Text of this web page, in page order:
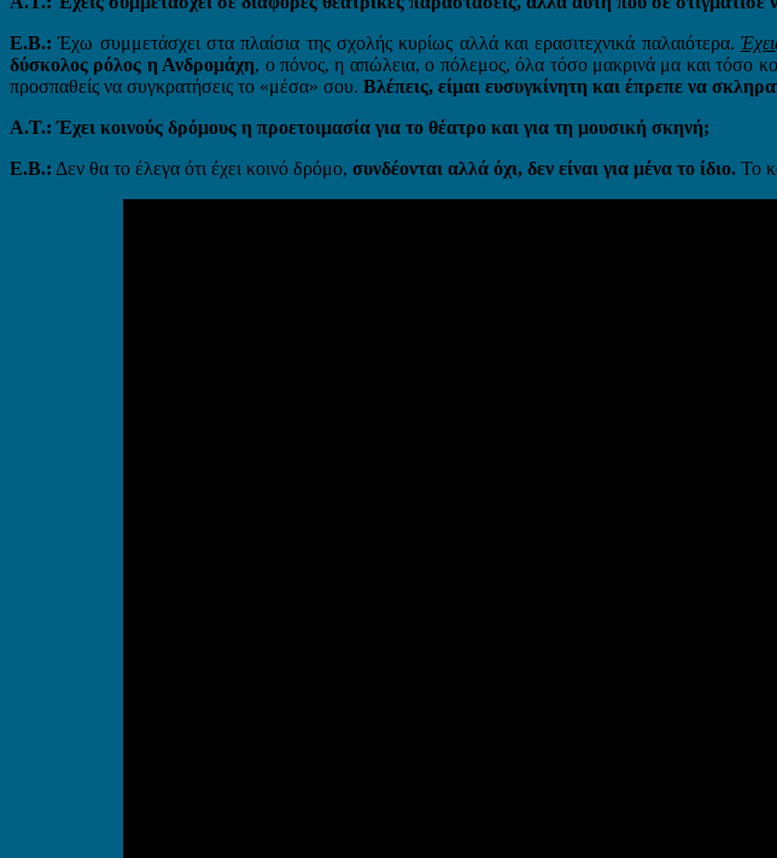
Ε.Β.: Έχω συμμετάσχει στα πλαίσια της σχολής κυρίως αλλά και ερασιτεχνικά παλαιότερα.
δύσκολος ρόλος η Ανδρομάχη, ο πόνος, η απώλεια, ο πόλεμος, όλα τόσο μακρινά μα και τόσο
προσπαθείς να συγκρατήσεις το «μέσα» σου. Βλέπεις, είμαι ευσυγκίνητη και έπρεπε να
Α.Τ.: Έχει κοινούς δρόμους η προετοιμασία για το θέατρο και για τη μουσική σκηνή;
Ε.Β.: Δεν θα το έλεγα ότι έχει κοινό δρόμο, συνδέονται αλλά όχι, δεν είναι για μένα το ίδιο. Το